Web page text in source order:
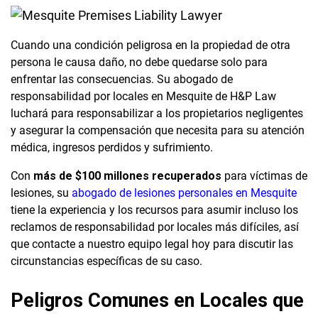
Cuando una condición peligrosa en la propiedad de otra
persona le causa daño, no debe quedarse solo para
enfrentar las consecuencias. Su abogado de
responsabilidad por locales en Mesquite de H&P Law
luchará para responsabilizar a los propietarios negligentes
y asegurar la compensación que necesita para su atención
médica, ingresos perdidos y sufrimiento.
Con más de $100 millones recuperados para víctimas de
lesiones, su abogado de lesiones personales en Mesquite
tiene la experiencia y los recursos para asumir incluso los
reclamos de responsabilidad por locales más difíciles, así
que contacte a nuestro equipo legal hoy para discutir las
circunstancias específicas de su caso.
Peligros Comunes en Locales que